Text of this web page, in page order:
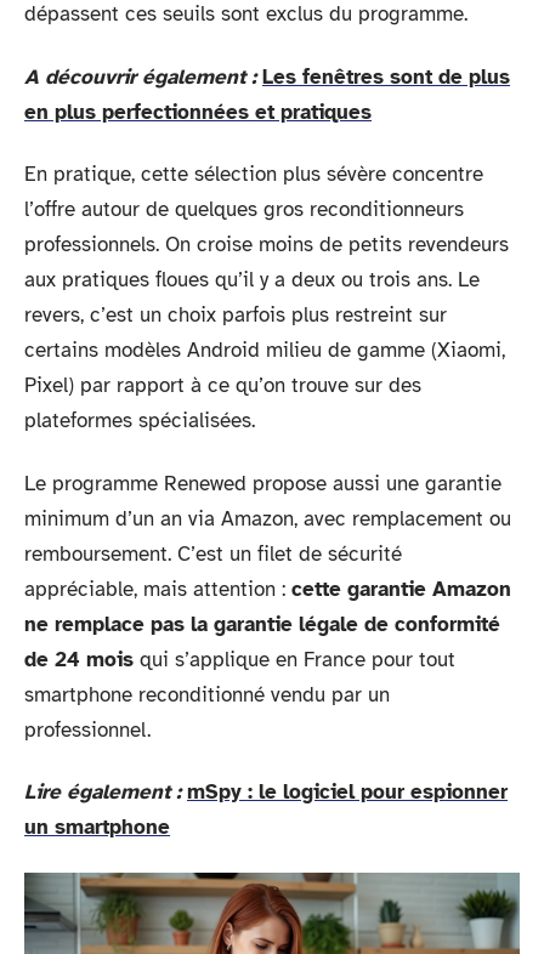
dépassent ces seuils sont exclus du programme.
A découvrir également : Les fenêtres sont de plus
en plus perfectionnées et pratiques
En pratique, cette sélection plus sévère concentre
l’offre autour de quelques gros reconditionneurs
professionnels. On croise moins de petits revendeurs
aux pratiques floues qu’il y a deux ou trois ans. Le
revers, c’est un choix parfois plus restreint sur
certains modèles Android milieu de gamme (Xiaomi,
Pixel) par rapport à ce qu’on trouve sur des
plateformes spécialisées.
Le programme Renewed propose aussi une garantie
minimum d’un an via Amazon, avec remplacement ou
remboursement. C’est un filet de sécurité
appréciable, mais attention : cette garantie Amazon
ne remplace pas la garantie légale de conformité
de 24 mois qui s’applique en France pour tout
smartphone reconditionné vendu par un
professionnel.
Lire également : mSpy : le logiciel pour espionner
un smartphone